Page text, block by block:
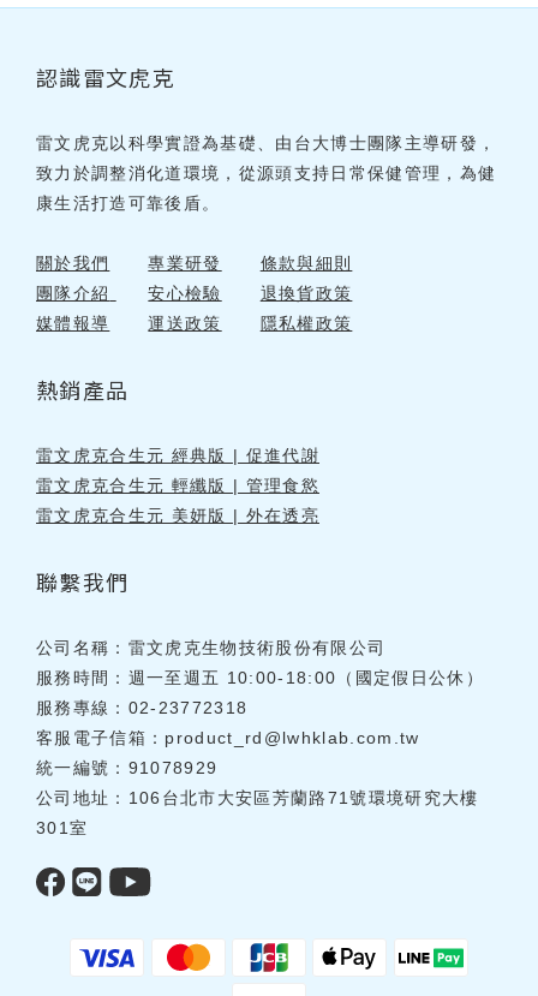
認識雷文虎克
雷文虎克以科學實證為基礎、由台大博士團隊主導研發，
致力於調整消化道環境，從源頭支持日常保健管理，為健
康生活打造可靠後盾。
關於我們 專業研發
條款與細則
團隊介紹
安心檢驗
退換貨政策
媒體報導
運送政策 隱私權政策
熱銷產品
雷文虎克合生元 經典版 | 促進代謝
雷文虎克合生元 輕纖版 | 管理食慾
雷文虎克合生元 美妍版 | 外在透亮
聯繫我們
公司名稱：雷文虎克生物技術股份有限公司
服務時間：週一至週五 10:00-18:00（國定假日公休）
服務專線：02-23772318
客服電子信箱： product_rd@lwhklab.com.tw
統一編號：91078929
公司地址：106台北市大安區芳蘭路71號環境研究大樓
301室